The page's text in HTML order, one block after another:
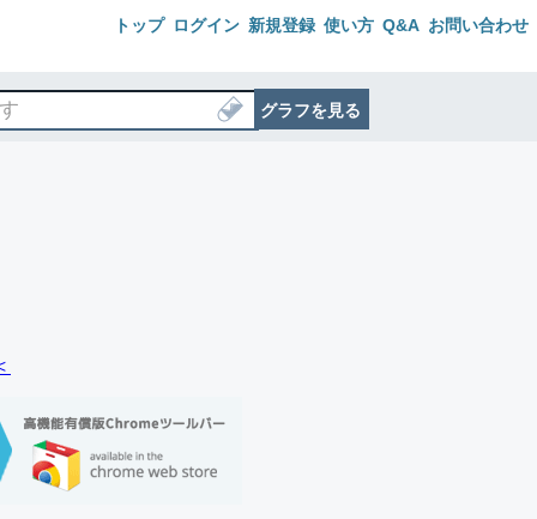
トップ ログイン 新規登録 使い方 Q&A お問い合わせ
グラフを見る